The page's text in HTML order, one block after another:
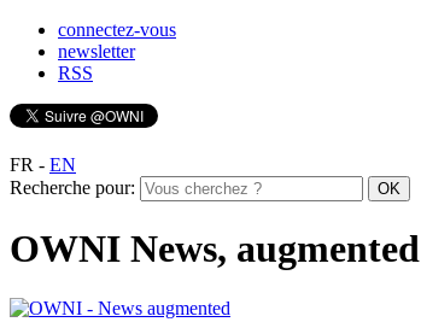
connectez-vous
newsletter
RSS
FR - EN
Recherche pour:
OWNI News, augmented